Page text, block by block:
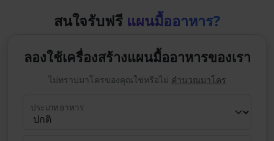
สนใจรับฟรี แผนมื้ออาหาร?
ลองใช้เครื่องสร้างแผนมื้ออาหารของเรา
ไม่ทราบมาโครของคุณใช่หรือไม่ คำนวณมาโคร
ประเภทอาหาร